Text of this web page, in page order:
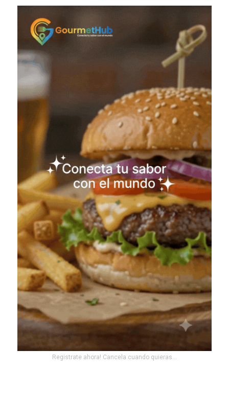
Registrate ahora! Cancela cuando quieras...